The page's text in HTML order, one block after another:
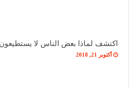
اكتشف لماذا بعض الناس لا
أكتوبر 21, 2018